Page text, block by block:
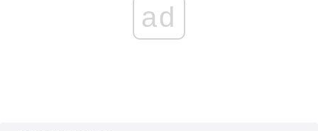
ad